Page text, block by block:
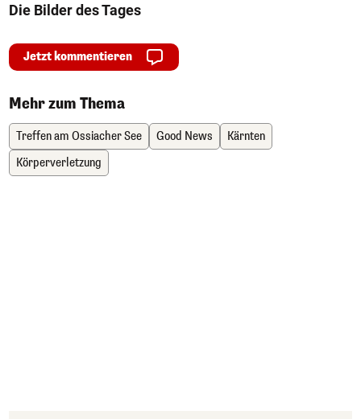
Die Bilder des Tages
Jetzt kommentieren
Mehr zum Thema
Treffen am Ossiacher See Good News
Kärnten
Körperverletzung